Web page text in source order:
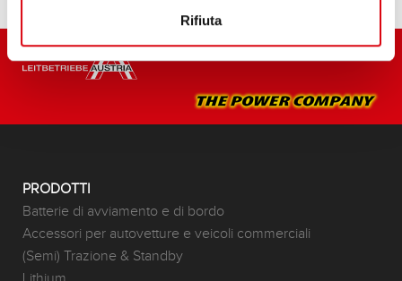
Rifiuta
PRODOTTI
Batterie di avviamento e di bordo
Accessori per autovetture e veicoli commerciali
(Semi) Trazione & Standby